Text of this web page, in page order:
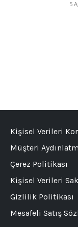
5
Kişisel Verileri
Müşteri
Çerez Politikası
Kişisel Verileri
Gizlilik Politikası
Mesafeli Satış